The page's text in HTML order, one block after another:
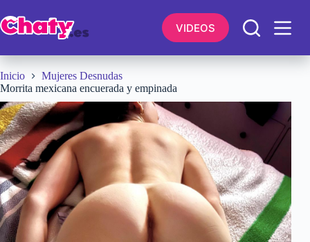
al
contenido
VIDEOS
Inicio
Mujeres Desnudas
Morrita mexicana encuerada y empinada